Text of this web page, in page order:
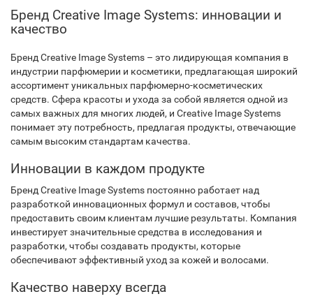
Бренд Creative Image Systems: инновации и
качество
Бренд Creative Image Systems – это лидирующая компания в
индустрии парфюмерии и косметики, предлагающая широкий
ассортимент уникальных парфюмерно-косметических
средств. Сфера красоты и ухода за собой является одной из
самых важных для многих людей, и Creative Image Systems
понимает эту потребность, предлагая продукты, отвечающие
самым высоким стандартам качества.
Инновации в каждом продукте
Бренд Creative Image Systems постоянно работает над
разработкой инновационных формул и составов, чтобы
предоставить своим клиентам лучшие результаты. Компания
инвестирует значительные средства в исследования и
разработки, чтобы создавать продукты, которые
обеспечивают эффективный уход за кожей и волосами.
Качество наверху всегда